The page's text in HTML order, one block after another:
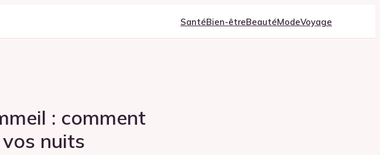
SantéBien-êtreBeautéModeVoyage
: comment
nuits